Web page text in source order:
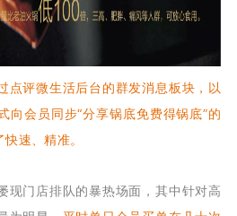
点评微生活后台的群发消息板块，以
向会员同步“分享锅底免费得锅底”的
速、精准。
现门店排队的暴热场面，其中针对高